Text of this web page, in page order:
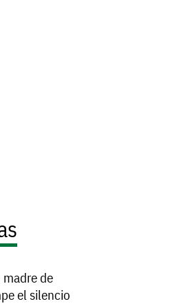
de
el silencio